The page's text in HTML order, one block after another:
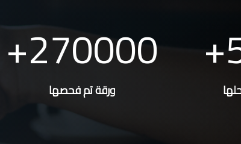
270000
ورقة تم فحصها